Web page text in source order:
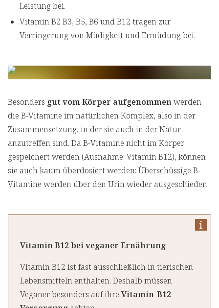
Leistung bei.
Vitamin B2 B3, B5, B6 und B12 tragen zur
Verringerung von Müdigkeit und Ermüdung bei.
Besonders gut vom Körper aufgenommenwerden
die B-Vitamine im natürlichen Komplex, also in der
Zusammensetzung, in der sie auch in der Natur
anzutreffen sind. Da B-Vitamine nicht im Körper
gespeichert werden (Ausnahme: Vitamin B12), können
sie auch kaum überdosiert werden: Überschüssige B-
Vitamine werden über den Urin wieder ausgeschieden
Vitamin B12 bei veganer Ernährung
Vitamin B12 ist fast ausschließlich in tierischen
Lebensmitteln enthalten. Deshalb müssen
Veganer besonders auf ihre Vitamin-B12-